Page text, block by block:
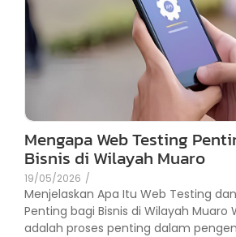
Mengapa Web Testing
Bisnis di Wilayah Muaro
19/05/2026 /
Menjelaskan Apa Itu Web Testing
Penting bagi Bisnis di Wilayah Muaro
adalah proses penting dalam